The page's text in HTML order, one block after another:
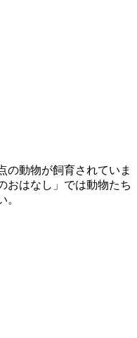
の動物が飼育されていま
おはなし」では動物たち